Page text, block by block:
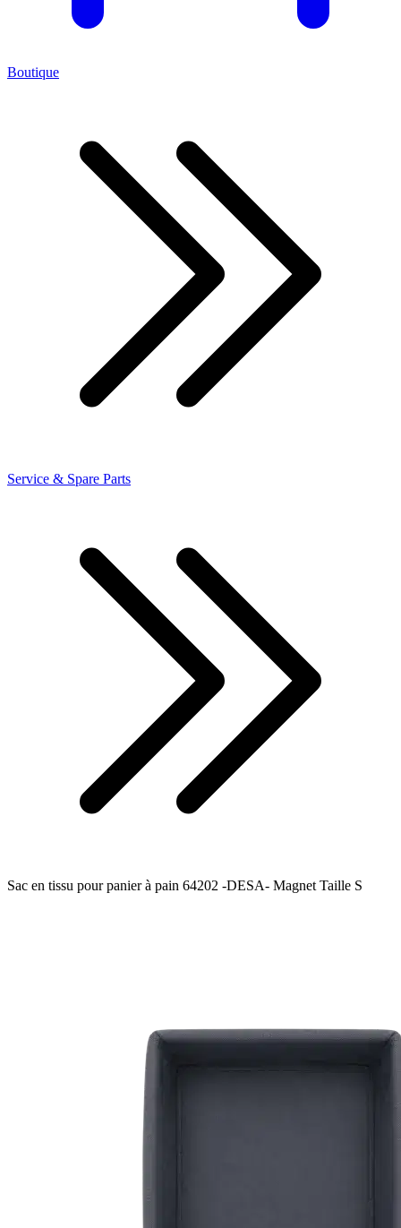
Boutique
Service & Spare Parts
Sac en tissu pour panier à pain 64202 -DESA- Magnet Taille S